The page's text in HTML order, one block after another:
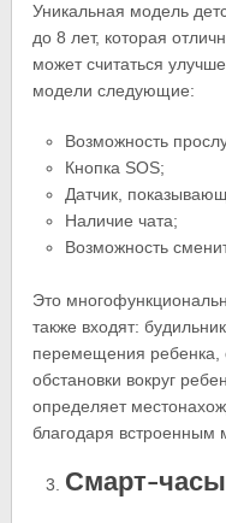
Уникальная модель
до 8 лет, которая
может считаться
модели следующие:
Возможность
Кнопка SOS;
Датчик,
Наличие чата;
Возможность
Это
также входят:
перемещения ребенка,
обстановки вокруг
определяет
благодаря встроенным
Смарт-